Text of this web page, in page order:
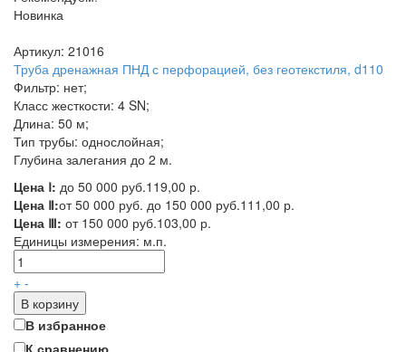
Новинка
Артикул: 21016
Труба дренажная ПНД с перфорацией, без геотекстиля, d110
Фильтр: нет;
Класс жесткости: 4 SN;
Длина: 50 м;
Тип трубы: однослойная;
Глубина залегания до 2 м.
Цена Ⅰ: до 50 000 руб.119,00 р.
Цена Ⅱ:от 50 000 руб. до 150 000 руб.111,00 р.
Цена Ⅲ: от 150 000 руб.103,00 р.
Единицы измерения: м.п.
+ -
В корзину
В избранное
К сравнению